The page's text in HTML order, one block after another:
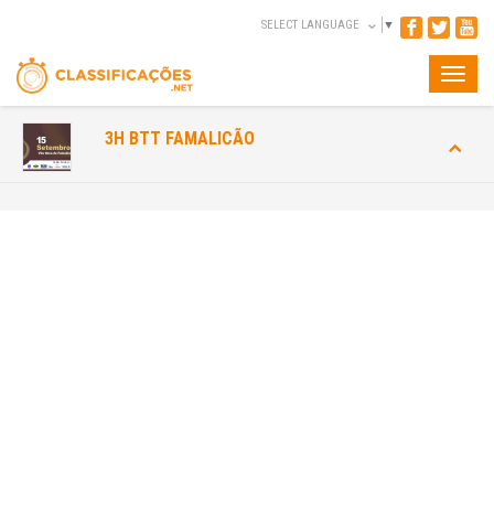
Toggle
SELECT LANGUAGE ▼
3H BTT FAMALICÃO